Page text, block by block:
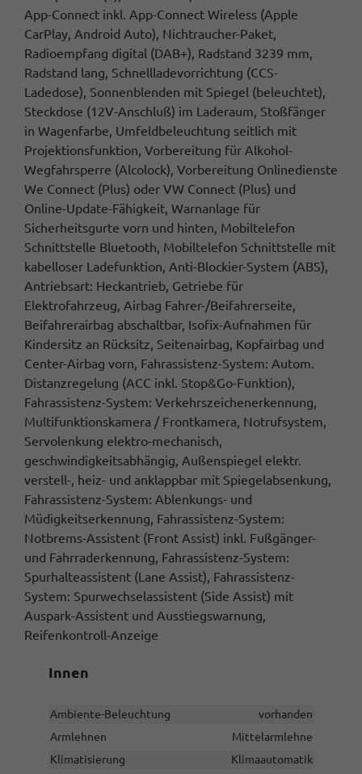
App-Connect inkl. App-Connect Wireless (Apple
CarPlay, Android Auto), Nichtraucher-Paket,
Radioempfang digital (DAB+), Radstand 3239 mm,
Radstand lang, Schnellladevorrichtung (CCS-
Ladedose), Sonnenblenden mit Spiegel (beleuchtet),
Steckdose (12V-Anschluß) im Laderaum, Stoßfänger
in Wagenfarbe, Umfeldbeleuchtung seitlich mit
Projektionsfunktion, Vorbereitung für Alkohol-
Wegfahrsperre (Alcolock), Vorbereitung Onlinedienste
We Connect (Plus) oder VW Connect (Plus) und
Online-Update-Fähigkeit, Warnanlage für
Sicherheitsgurte vorn und hinten, Mobiltelefon
Schnittstelle Bluetooth, Mobiltelefon Schnittstelle mit
kabelloser Ladefunktion, Anti-Blockier-System (ABS),
Antriebsart: Heckantrieb, Getriebe für
Elektrofahrzeug, Airbag Fahrer-/Beifahrerseite,
Beifahrerairbag abschaltbar, Isofix-Aufnahmen für
Kindersitz an Rücksitz, Seitenairbag, Kopfairbag und
Center-Airbag vorn, Fahrassistenz-System: Autom.
Distanzregelung (ACC inkl. Stop&Go-Funktion),
Fahrassistenz-System: Verkehrszeichenerkennung,
Multifunktionskamera / Frontkamera, Notrufsystem,
Servolenkung elektro-mechanisch,
geschwindigkeitsabhängig, Außenspiegel elektr.
verstell-, heiz- und anklappbar mit Spiegelabsenkung,
Fahrassistenz-System: Ablenkungs- und
Müdigkeitserkennung, Fahrassistenz-System:
Notbrems-Assistent (Front Assist) inkl. Fußgänger-
und Fahrraderkennung, Fahrassistenz-System:
Spurhalteassistent (Lane Assist), Fahrassistenz-
System: Spurwechselassistent (Side Assist) mit
Auspark-Assistent und Ausstiegswarnung,
Reifenkontroll-Anzeige
Innen
Ambiente-Beleuchtung
vorhanden
Armlehnen
Mittelarmlehne
Klimatisierung
Klimaautomatik